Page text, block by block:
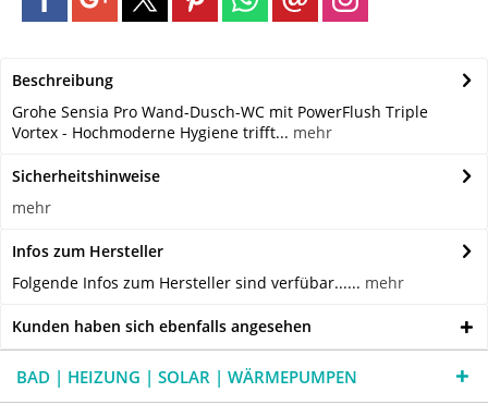
Beschreibung
Grohe Sensia Pro Wand-Dusch-WC mit PowerFlush Triple
Vortex - Hochmoderne Hygiene trifft... mehr
Sicherheitshinweise
mehr
Infos zum Hersteller
Folgende Infos zum Hersteller sind verfübar...... mehr
Kunden haben sich ebenfalls angesehen
BAD | HEIZUNG | SOLAR | WÄRMEPUMPEN